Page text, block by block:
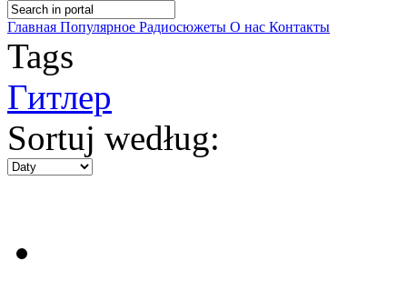
Главная Популярное Радиосюжеты О нас Контакты
Tags
Гитлер
Sortuj według: